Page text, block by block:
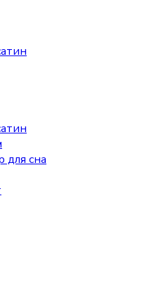
для сна